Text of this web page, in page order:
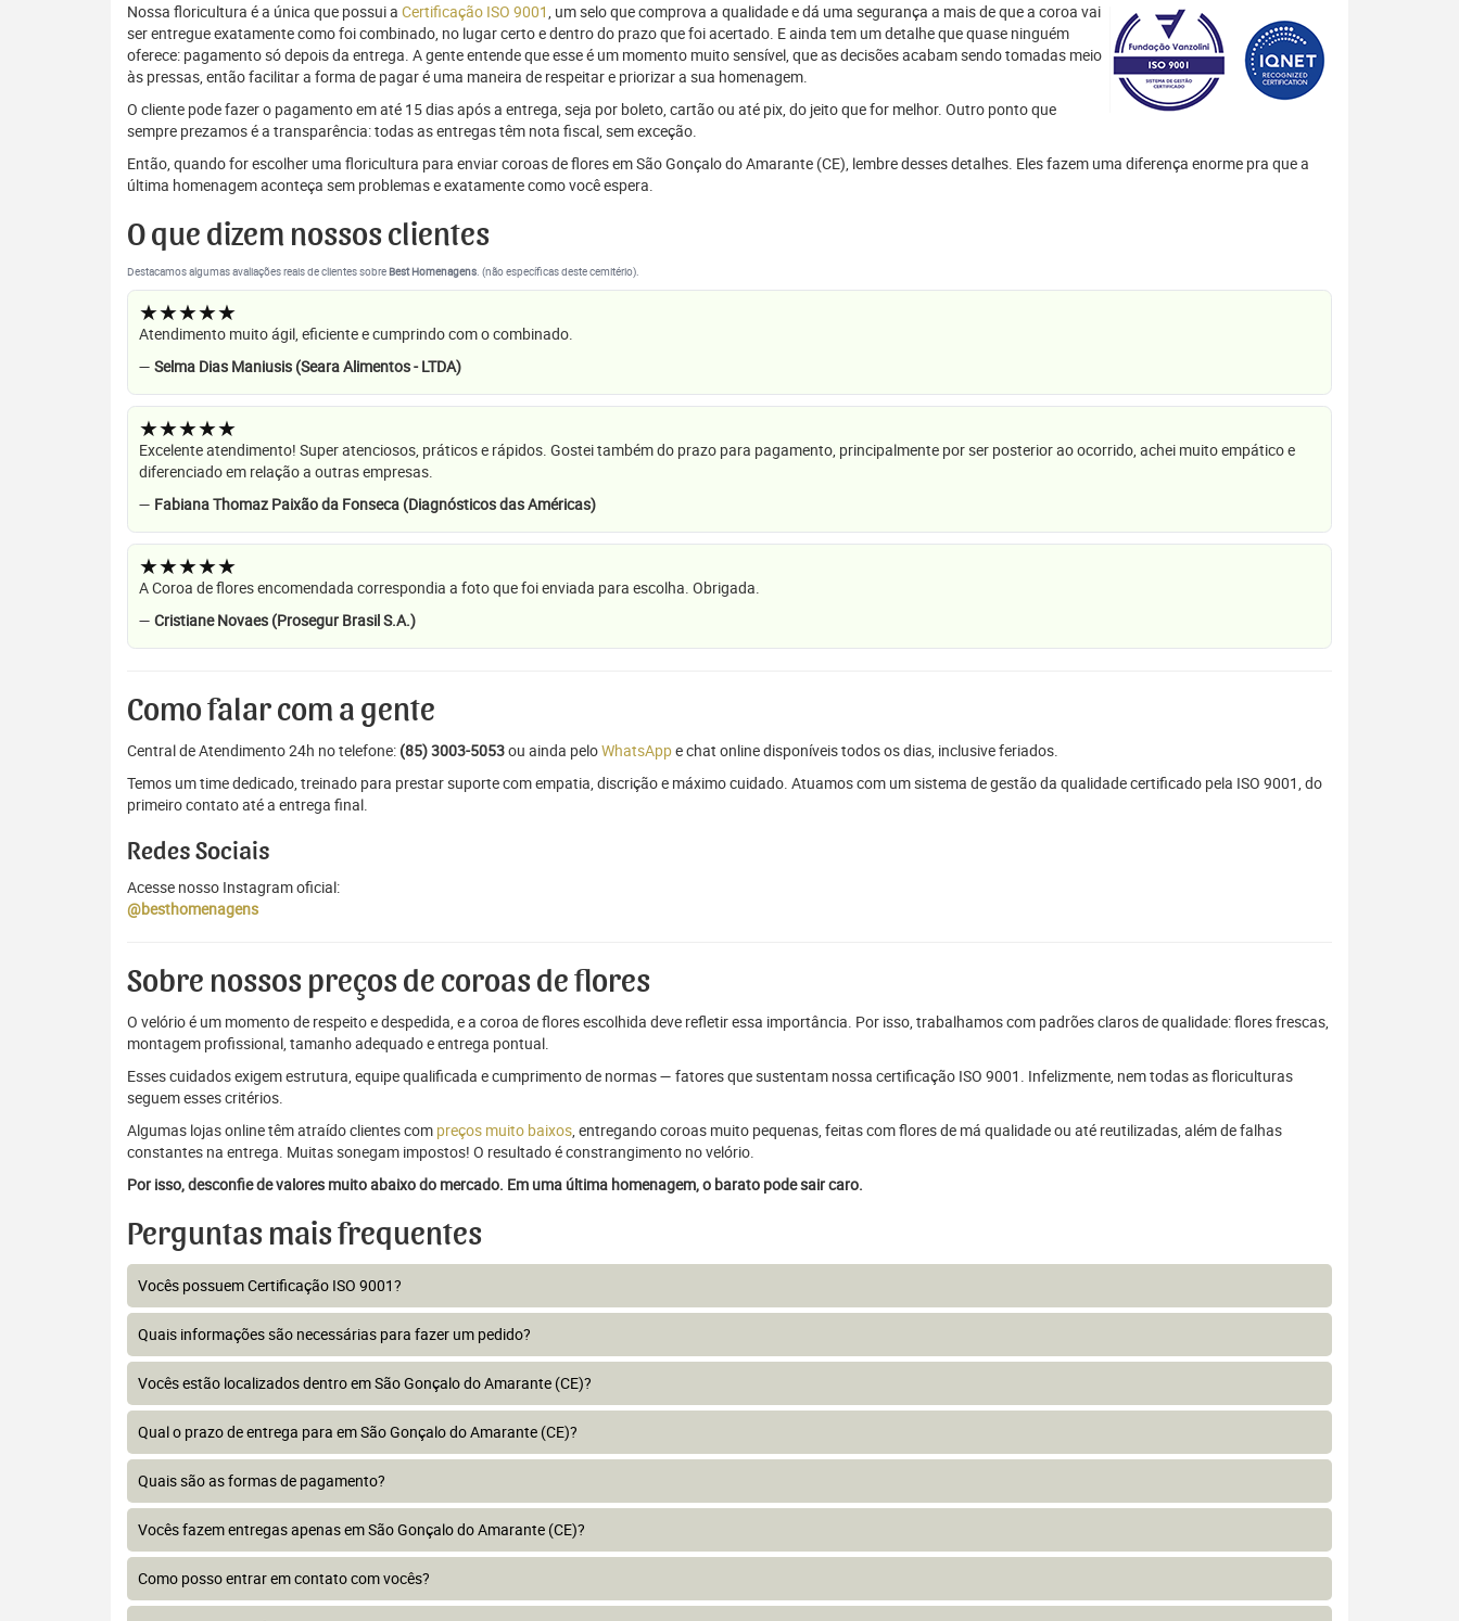
Nossa floricultura é a única que possui a Certificação ISO 9001, um selo que comprova a qualidade e dá uma segurança a mais de que a coroa vai
ser entregue exatamente como foi combinado, no lugar certo e dentro do prazo que foi acertado. E ainda tem um detalhe que quase ninguém
oferece: pagamento só depois da entrega. A gente entende que esse é um momento muito sensível, que as decisões acabam sendo tomadas meio
às pressas, então facilitar a forma de pagar é uma maneira de respeitar e priorizar a sua homenagem.
O cliente pode fazer o pagamento em até 15 dias após a entrega, seja por boleto, cartão ou até pix, do jeito que for melhor. Outro ponto que
sempre prezamos é a transparência: todas as entregas têm nota fiscal, sem exceção.
Então, quando for escolher uma floricultura para enviar coroas de flores em São Gonçalo do Amarante (CE), lembre desses detalhes. Eles fazem uma diferença enorme pra que a
última homenagem aconteça sem problemas e exatamente como você espera.
O que dizem nossos clientes
Destacamos algumas avaliações reais de clientes sobreBest Homenagens. (não específicas deste cemitério).
★★★★★
Atendimento muito ágil, eficiente e cumprindo com o combinado.
— Selma Dias Maniusis (Seara Alimentos - LTDA)
★★★★★
Excelente atendimento! Super atenciosos, práticos e rápidos. Gostei também do prazo para pagamento, principalmente por ser posterior ao ocorrido, achei muito empático e
diferenciado em relação a outras empresas.
— Fabiana Thomaz Paixão da Fonseca (Diagnósticos das Américas)
★★★★★
A Coroa de flores encomendada correspondia a foto que foi enviada para escolha. Obrigada.
— Cristiane Novaes (Prosegur Brasil S.A.)
Como falar com a gente
Central de Atendimento 24h no telefone: (85) 3003-5053ou ainda peloWhatsAppe chat online disponíveis todos os dias, inclusive feriados.
Temos um time dedicado, treinado para prestar suporte com empatia, discrição e máximo cuidado. Atuamos com um sistema de gestão da qualidade certificado pela ISO 9001, do
primeiro contato até a entrega final.
Redes Sociais
Acesse nosso Instagram oficial:
@besthomenagens
Sobre nossos preços de coroas de flores
O velório é um momento de respeito e despedida, e a coroa de flores escolhida deve refletir essa importância. Por isso, trabalhamos com padrões claros de qualidade: flores frescas,
montagem profissional, tamanho adequado e entrega pontual.
Esses cuidados exigem estrutura, equipe qualificada e cumprimento de normas — fatores que sustentam nossa certificação ISO 9001. Infelizmente, nem todas as floriculturas
seguem esses critérios.
Algumas lojas online têm atraído clientes com preços muito baixos, entregando coroas muito pequenas, feitas com flores de má qualidade ou até reutilizadas, além de falhas
constantes na entrega. Muitas sonegam impostos! O resultado é constrangimento no velório.
Por isso, desconfie de valores muito abaixo do mercado. Em uma última homenagem, o barato pode sair caro.
Perguntas mais frequentes
Vocês possuem Certificação ISO 9001?
Quais informações são necessárias para fazer um pedido?
Vocês estão localizados dentro em São Gonçalo do Amarante (CE)?
Qual o prazo de entrega para em São Gonçalo do Amarante (CE)?
Quais são as formas de pagamento?
Vocês fazem entregas apenas em São Gonçalo do Amarante (CE)?
Como posso entrar em contato com vocês?